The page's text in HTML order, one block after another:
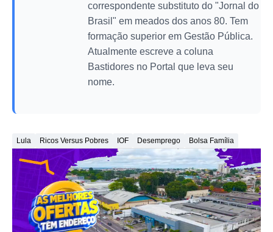
correspondente substituto do "Jornal do
Brasil" em meados dos anos 80. Tem
formação superior em Gestão Pública.
Atualmente escreve a coluna
Bastidores no Portal que leva seu
nome.
Lula Ricos Versus Pobres IOF Desemprego Bolsa Família